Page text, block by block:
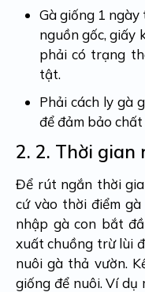
Gà giống 1 ngày
nguồn gốc, giấy
phải có trạng
tật.
Phải cách ly gà
để đảm bảo
2. 2. Thời gian
Để rút ngắn thời
cứ vào thời điểm
nhập gà con bắt
xuất chuồng trừ lùi
nuôi gà thả vườn.
giống để nuôi. Ví